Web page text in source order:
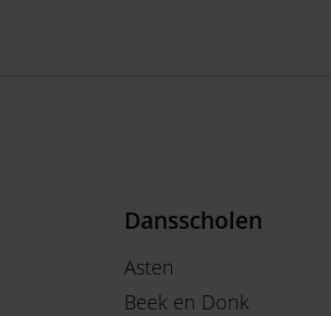
Dansscholen
Asten
Beek en Donk